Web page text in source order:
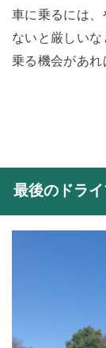
車に乗るには
ないと厳しい
乗る機会があれ
最後のドラ